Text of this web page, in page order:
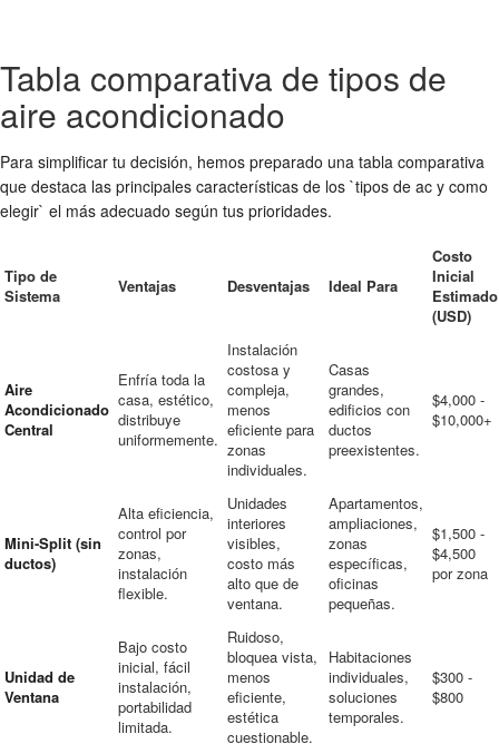
Tabla comparativa de tipos de
aire acondicionado
Para simplificar tu decisión, hemos preparado una tabla comparativa
que destaca las principales características de los `tipos de ac y como
elegir` el más adecuado según tus prioridades.
Tipo de
Sistema
Ventajas Desventajas Ideal Para
Costo
Inicial
Estimado
(USD)
Aire
Acondicionado
Central
Enfría toda la
casa, estético,
distribuye
uniformemente.
Instalación
costosa y
compleja,
menos
eficiente para
zonas
individuales.
Casas
grandes,
edificios con
ductos
preexistentes.
$4,000 -
$10,000+
Mini-Split (sin
ductos)
Alta eficiencia,
control por
zonas,
instalación
flexible.
Unidades
interiores
visibles,
costo más
alto que de
ventana.
Apartamentos,
ampliaciones,
zonas
específicas,
oficinas
pequeñas.
$1,500 -
$4,500
por zona
Unidad de
Ventana
Bajo costo
inicial, fácil
instalación,
portabilidad
limitada.
Ruidoso,
bloquea vista,
menos
eficiente,
estética
cuestionable.
Habitaciones
individuales,
soluciones
temporales.
$300 -
$800